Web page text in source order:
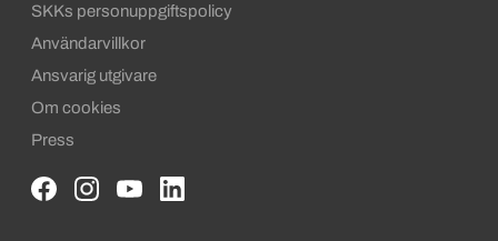
SKKs personuppgiftspolicy
Användarvillkor
Ansvarig utgivare
Om cookies
Press